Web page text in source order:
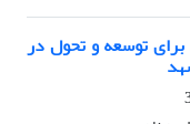
توسعه و تحول در